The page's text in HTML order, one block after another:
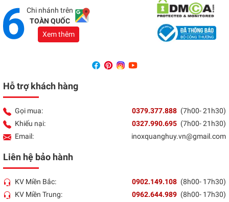
Chi nhánh trên
TOÀN QUỐC
Xem thêm
Hỗ trợ khách hàng
Gọi mua: 0379.377.888 (7h00- 21h30)
Khiếu nại:
0327.990.695 (7h00- 21h30)
Email:
inoxquanghuy.vn@gmail.com
Liên hệ bảo hành
KV Miền Bắc: 0902.149.108 (8h00- 17h30)
KV Miền Trung:
0962.644.989 (8h00- 17h30)